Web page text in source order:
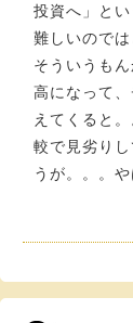
投資へ」と
難しいのでは
そういうも
高になって
えてくると
較で見劣り
うが。。。